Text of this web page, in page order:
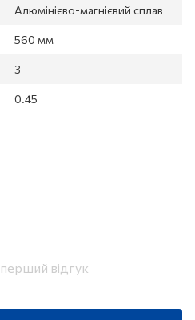
Алюмінієво-магнієвий сплав
560 мм
3
0.45
відгук